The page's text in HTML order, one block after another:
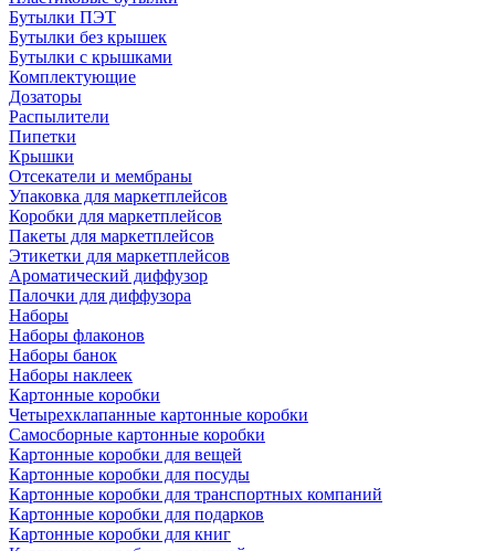
Бутылки ПЭТ
Бутылки без крышек
Бутылки с крышками
Комплектующие
Дозаторы
Распылители
Пипетки
Крышки
Отсекатели и мембраны
Упаковка для маркетплейсов
Коробки для маркетплейсов
Пакеты для маркетплейсов
Этикетки для маркетплейсов
Ароматический диффузор
Палочки для диффузора
Наборы
Наборы флаконов
Наборы банок
Наборы наклеек
Картонные коробки
Четырехклапанные картонные коробки
Самосборные картонные коробки
Картонные коробки для вещей
Картонные коробки для посуды
Картонные коробки для транспортных компаний
Картонные коробки для подарков
Картонные коробки для книг